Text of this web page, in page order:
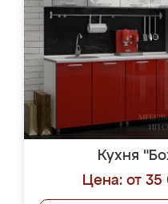
Кухня
Цена: от 35